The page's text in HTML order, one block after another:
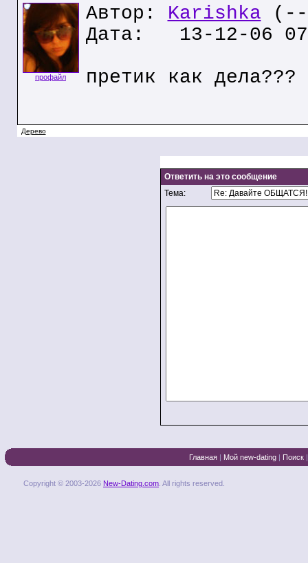
профайл
Автор: Karishka
Дата: 13-12-06
претик как дела???
Дерево
Ответить на это сообщение
Тема:
Главная | Мой new-dating | Поиск
Copyright © 2003-2026 New-Dating.com . All rights reserved.